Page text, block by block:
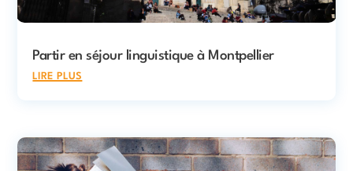
Partir en séjour linguistique à Montpellier
lire plus